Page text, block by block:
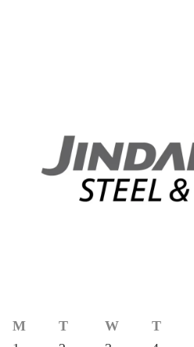
M T W T